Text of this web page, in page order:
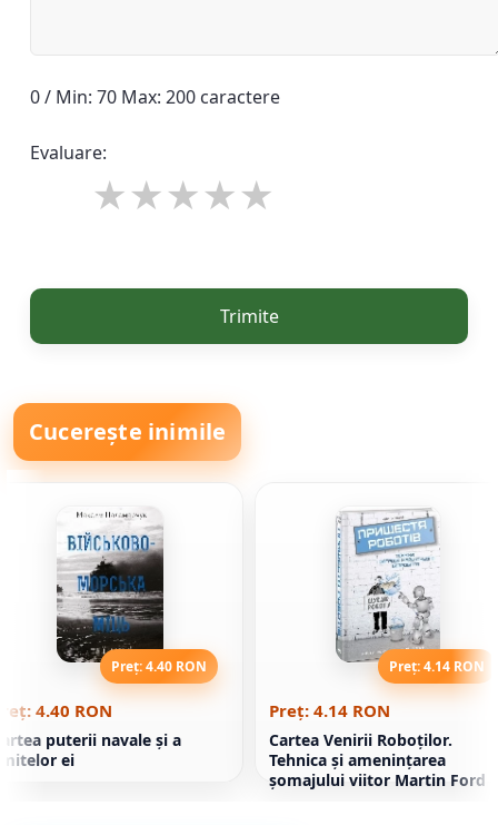
0 / Min: 70 Max: 200 caractere
Evaluare:
Trimite
Cucerește inimile
Preț: 4.40 RON
4.40 RON
puterii navale şi a
ei
Preț: 4.14 RON
Preț: 4.14 RON
Cartea Venirii Roboţilor.
Tehnica și amenințarea
șomajului viitor Martin Ford